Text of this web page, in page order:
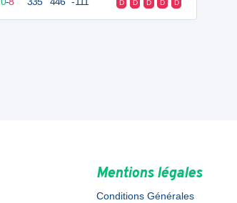
D D D D D
Mentions légales
Conditions Générales